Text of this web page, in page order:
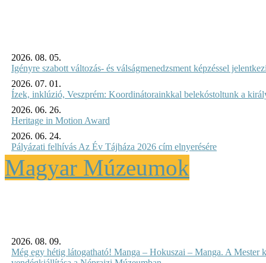
2026. 08. 05.
Igényre szabott változás- és válságmenedzsment képzéssel
2026. 07. 01.
Ízek, inklúzió, Veszprém: Koordinátorainkkal belekóstoltunk a
2026. 06. 26.
Heritage in Motion Award
2026. 06. 24.
Pályázati felhívás Az Év Tájháza 2026 cím elnyerésére
Magyar Múzeumok
2026. 08. 09.
Még egy hétig látogatható! Manga – Hokuszai – Manga. A Mester